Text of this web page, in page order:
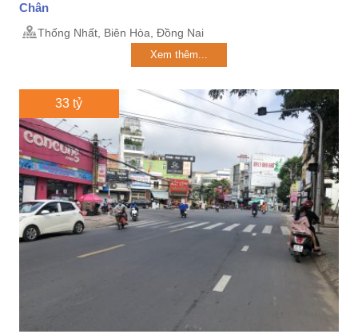
Chân
Thống Nhất, Biên Hòa, Đồng Nai
Xem thêm...
33 tỷ